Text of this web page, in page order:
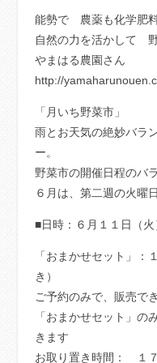
能勢で 農薬も化学肥
自然の力を活かして
やまはる農園さん
http://
「月いち野菜市」
雨とお天気の絶妙バラ
ー。
野菜市の開催日程のバ
６月は、第二週の火曜
■日時：６月１１日（
「おまかせセット」：
き）
ご予約のみで、販売で
「おまかせセット」の
きます
お取り置き時間： １